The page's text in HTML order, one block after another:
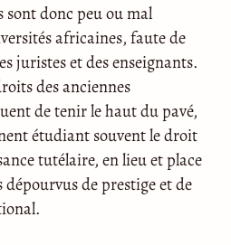
sont donc peu ou mal
africaines, faute de
juristes et des enseignants.
des anciennes
de tenir le haut du pavé,
étudiant souvent le droit
tutélaire, en lieu et place
de prestige et de